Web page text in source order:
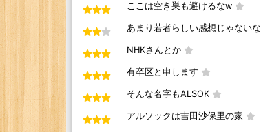
ここは空き巣も避けるなw
あまり若者らしい感想じゃないな
NHKさんとか
有卒区と申します
そんな名字もALSOK
アルソックは吉田沙保里の家